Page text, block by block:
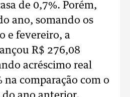
de 0,7%. Porém,
ano, somando os
e fevereiro, a
R$ 276,08
acréscimo real
na comparação com o